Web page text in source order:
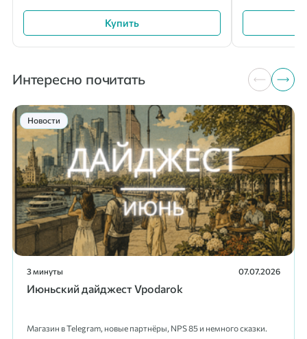
Купить
Интересно почитать
3 минуты 07.07.2026
Июньский дайджест Vpodarok
Магазин в Telegram, новые партнёры, NPS 85 и немного сказки.
Новости